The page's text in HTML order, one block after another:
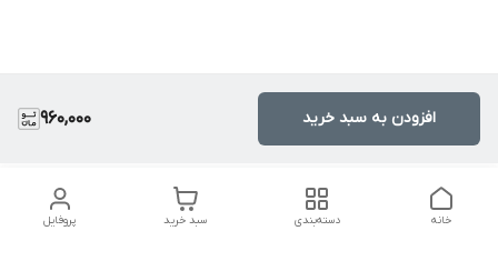
960,000 افزودن به سبد خرید
پروفایل سبد خرید دسته‌بندی خانه